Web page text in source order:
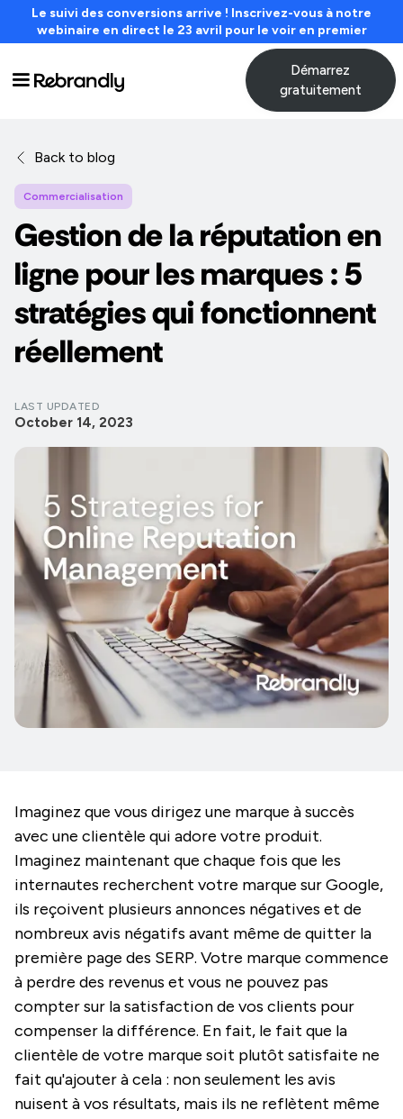
Le suivi des conversions arrive ! Inscrivez-vous à notre
webinaire en direct le 23 avril pour le voir en premier
Démarrez
gratuitement
Back to blog
Commercialisation
Gestion de la réputation en
ligne pour les marques : 5
stratégies qui fonctionnent
réellement
LAST UPDATED
October 14, 2023
Imaginez que vous dirigez une marque à succès
avec une clientèle qui adore votre produit.
Imaginez maintenant que chaque fois que les
internautes recherchent votre marque sur Google,
ils reçoivent plusieurs annonces négatives et de
nombreux avis négatifs avant même de quitter la
première page des SERP. Votre marque commence
à perdre des revenus et vous ne pouvez pas
compter sur la satisfaction de vos clients pour
compenser la différence. En fait, le fait que la
clientèle de votre marque soit plutôt satisfaite ne
fait qu'ajouter à cela : non seulement les avis
nuisent à vos résultats, mais ils ne reflètent même